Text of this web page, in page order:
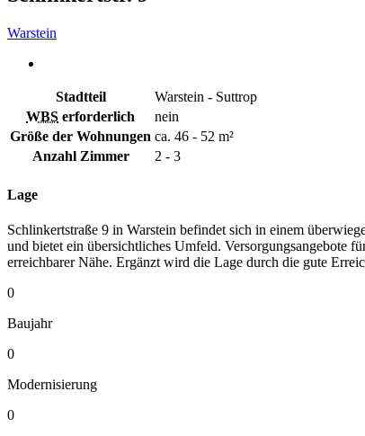
Warstein
Stadtteil
Warstein - Suttrop
WBS erforderlich
nein
Größe der Wohnungen ca. 46 - 52 m²
Anzahl Zimmer
2 - 3
Lage
Schlinkertstraße 9 in Warstein befindet sich in einem
und bietet ein übersichtliches Umfeld. Versorgungsangebote
erreichbarer Nähe. Ergänzt wird die Lage durch die gute
0
Baujahr
0
Modernisierung
0